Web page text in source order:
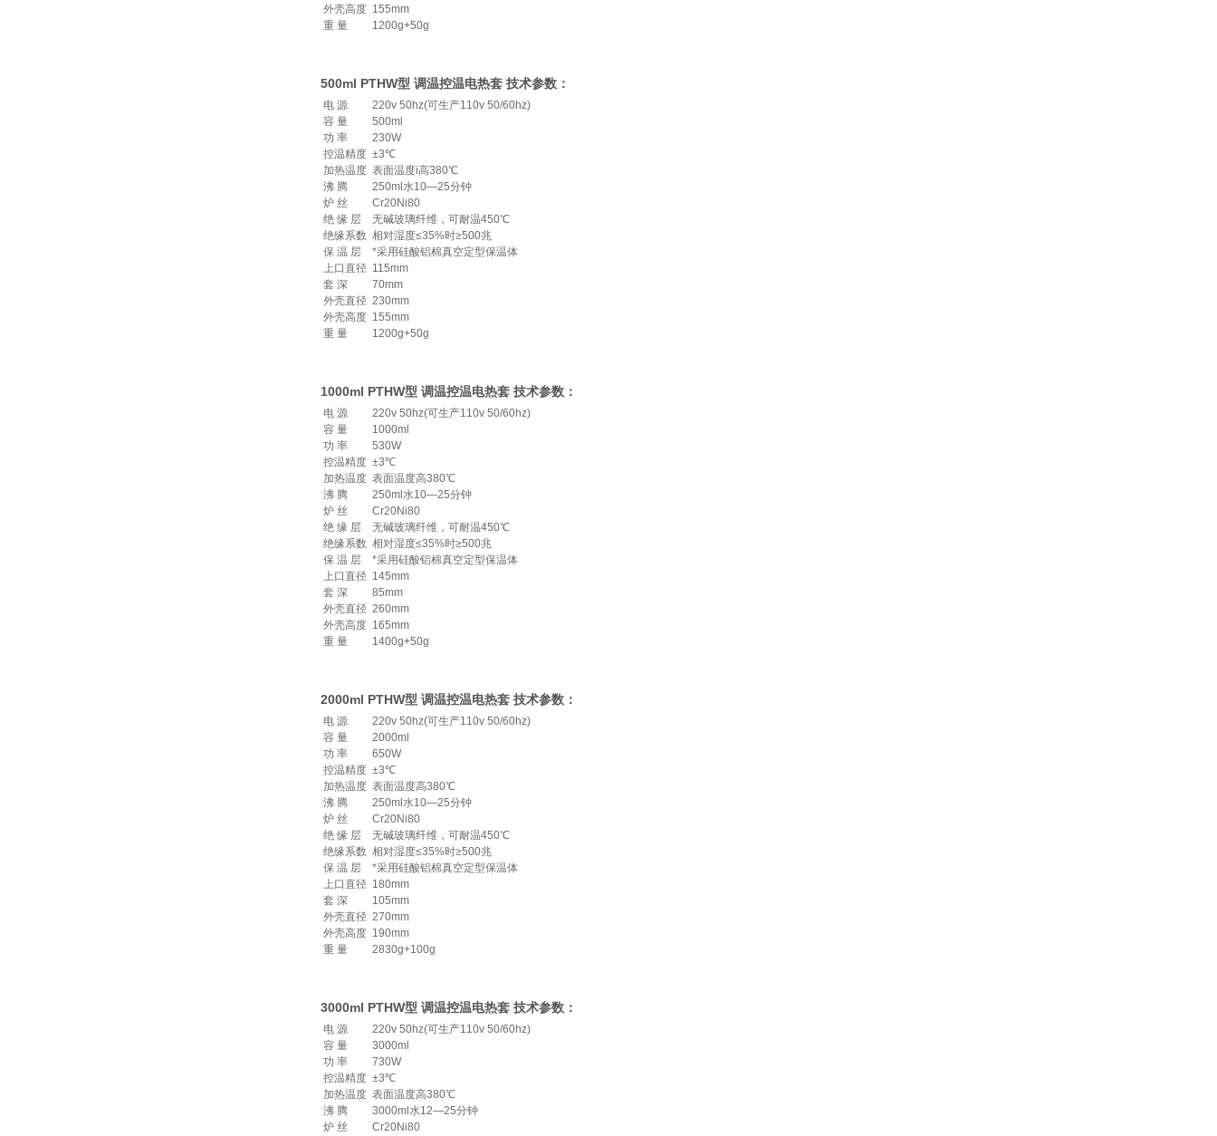
外壳高度 155mm
重 量
1200g+50g
500ml PTHW型 调温控温电热套 技术参数：
电 源
220v 50hz(可生产110v 50/60hz)
容 量
500ml
功 率
230W
控温精度 ±3℃
加热温度 表面温度i高380℃
沸 腾
250ml水10—25分钟
炉 丝
Cr20Ni80
绝 缘 层
无碱玻璃纤维，可耐温450℃
绝缘系数 相对湿度≤35%时≥500兆
保 温 层
*采用硅酸铝棉真空定型保温体
上口直径 115mm
套 深
70mm
外壳直径 230mm
外壳高度 155mm
重 量
1200g+50g
1000ml PTHW型 调温控温电热套 技术参数：
电 源
220v 50hz(可生产110v 50/60hz)
容 量
1000ml
功 率
530W
控温精度 ±3℃
加热温度 表面温度高380℃
沸 腾
250ml水10—25分钟
炉 丝
Cr20Ni80
绝 缘 层
无碱玻璃纤维，可耐温450℃
绝缘系数 相对湿度≤35%时≥500兆
保 温 层
*采用硅酸铝棉真空定型保温体
上口直径 145mm
套 深
85mm
外壳直径 260mm
外壳高度 165mm
重 量
1400g+50g
2000ml PTHW型 调温控温电热套 技术参数：
电 源
220v 50hz(可生产110v 50/60hz)
容 量
2000ml
功 率
650W
控温精度 ±3℃
加热温度 表面温度高380℃
沸 腾
250ml水10—25分钟
炉 丝
Cr20Ni80
绝 缘 层
无碱玻璃纤维，可耐温450℃
绝缘系数 相对湿度≤35%时≥500兆
保 温 层
*采用硅酸铝棉真空定型保温体
上口直径 180mm
套 深
105mm
外壳直径 270mm
外壳高度 190mm
重 量
2830g+100g
3000ml PTHW型 调温控温电热套 技术参数：
电 源
220v 50hz(可生产110v 50/60hz)
容 量
3000ml
功 率
730W
控温精度 ±3℃
加热温度 表面温度高380℃
沸 腾
3000ml水12—25分钟
炉 丝
Cr20Ni80